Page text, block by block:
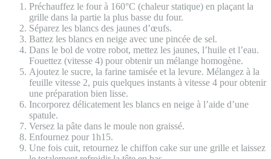
Préchauffez le four à 160°C (chaleur statique) en plaçant la
grille dans la partie la plus basse du four.
Séparez les blancs des jaunes d’œufs.
Battez les blancs en neige avec une pincée de sel.
Dans le bol de votre robot, mettez les jaunes, l’huile et l’eau.
Fouettez (vitesse 4) pour obtenir un mélange homogène.
Ajoutez le sucre, la farine tamisée et la levure. Mélangez à la
feuille vitesse 2, puis quelques instants à vitesse 4 pour obtenir
une préparation bien lisse.
Incorporez délicatement les blancs en neige à l’aide d’une
spatule.
Versez la pâte dans le moule non graissé.
Enfournez pour 1h15.
Une fois cuit, retournez le chiffon cake sur une grille et laissez